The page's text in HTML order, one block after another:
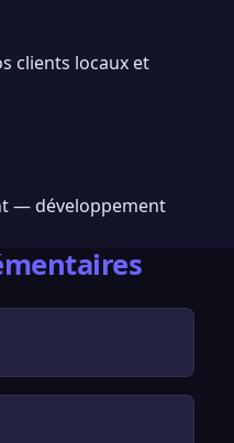
clients locaux et
— développement